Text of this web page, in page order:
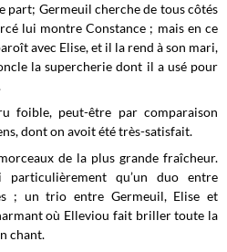
part; Germeuil cherche de tous côtés
lui montre Constance ; mais en ce
avec Elise, et il la rend à son mari,
la supercherie dont il a usé pour
foible, peut-être par comparaison
dont on avoit été très-satisfait.
de la plus grande fraîcheur.
qu’un duo entre
; un trio entre Germeuil, Elise et
où Elleviou fait briller toute la
chant.